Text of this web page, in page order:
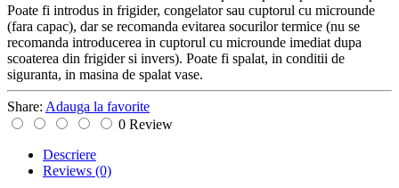
Poate fi introdus in frigider, congelator sau cuptorul cu microunde
(fara capac), dar se recomanda evitarea socurilor termice (nu se
recomanda introducerea in cuptorul cu microunde imediat dupa
scoaterea din frigider si invers). Poate fi spalat, in conditii de
siguranta, in masina de spalat vase.
Share: Adauga la favorite
0 Review
Descriere
Reviews (0)